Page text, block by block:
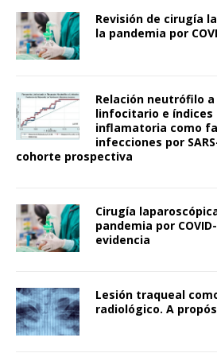
Revisión de cirugía
la pandemia por
Relación neutrófilo
linfocitario e índices
inflamatoria como
infecciones por
cohorte prospectiva
Cirugía
pandemia por
evidencia
Lesión traqueal
radiológico. A